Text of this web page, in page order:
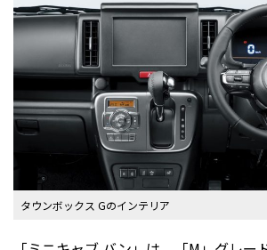
タウンボックス Gのインテリア